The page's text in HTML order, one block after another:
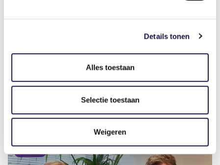
Details tonen
Alles toestaan
Selectie toestaan
Weigeren
Gerelateerde artikelen